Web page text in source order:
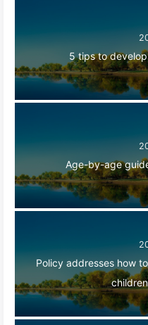
5 tips to
Age-by-age
Policy addresses how